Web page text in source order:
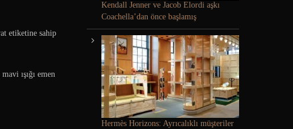
etiketine sahip
ışığı emen
Kendall Jenner ve Jacob Elordi aşkı
Coachella’dan önce başlamış
Hermès Horizons: Ayrıcalıklı müşteriler